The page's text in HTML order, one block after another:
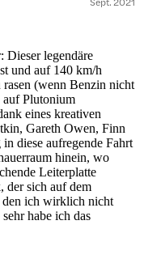
Dieser legendäre
und auf 140 km/h
(wenn Benzin nicht
Plutonium
eines kreativen
Gareth Owen, Finn
diese aufregende Fahrt
hinein, wo
Leiterplatte
der sich auf dem
den ich wirklich nicht
habe ich das